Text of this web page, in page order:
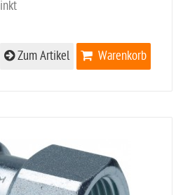
Warenkorb
Zum Artikel